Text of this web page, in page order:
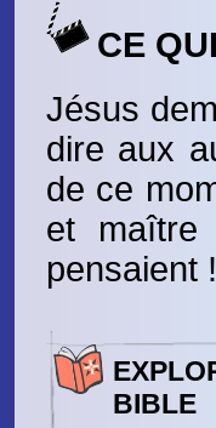
CE
Jésus
dire aux
de ce
et maître
pensaient !
BIBLE